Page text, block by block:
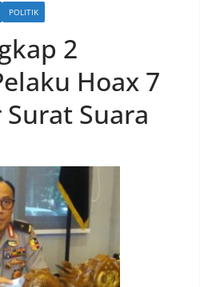
POLITIK
2
Hoax 7
Suara